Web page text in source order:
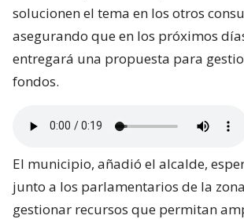
solucionen el tema en los otros
asegurando que en los próximos
entregará una propuesta para
fondos.
El municipio, añadió el alcalde,
junto a los parlamentarios de la
gestionar recursos que permitan